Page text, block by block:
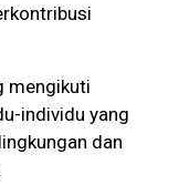
mengikuti
individu yang
dan